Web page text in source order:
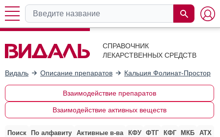
СПРАВОЧНИК
ЛЕКАРСТВЕННЫХ СРЕДСТВ
Видаль Описание препаратов Кальция Фолинат-Простор
Взаимодействие препаратов
Взаимодействие активных веществ
Поиск По алфавиту Активные в-ва КФУ ФТГ КФГ МКБ АТХ